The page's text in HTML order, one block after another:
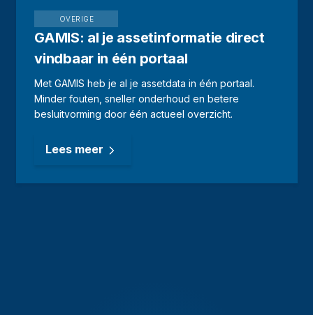
OVERIGE
GAMIS: al je assetinformatie direct
vindbaar in één portaal
Met GAMIS heb je al je assetdata in één portaal.
Minder fouten, sneller onderhoud en betere
besluitvorming door één actueel overzicht.
Lees meer